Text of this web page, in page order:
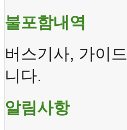
불포함내역
버스기사, 가이드
니다.
알림사항